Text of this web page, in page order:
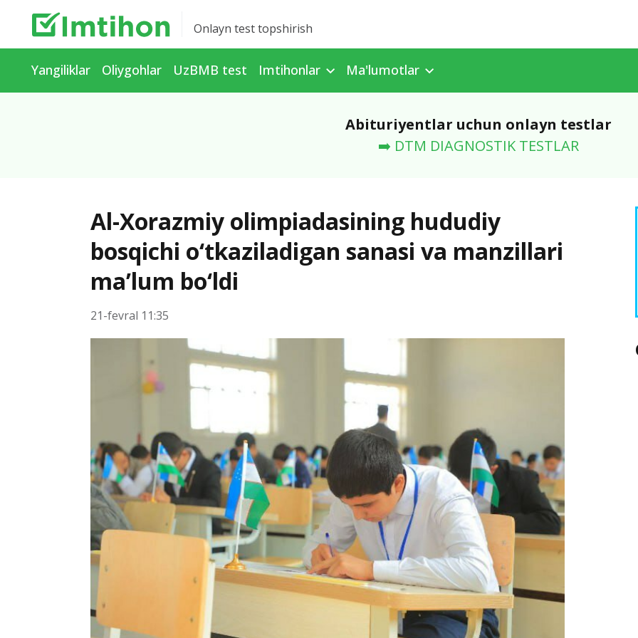
Onlayn test topshirish
Yangiliklar Oliygohlar UzBMB test Imtihonlar Ma'lumotlar
Abituriyentlar uchun onlayn testlar
➡️ DTM DIAGNOSTIK TESTLAR
Al-Xorazmiy olimpiadasining hududiy
bosqichi o‘tkaziladigan sanasi va manzillari
ma’lum bo‘ldi
21-fevral 11:35